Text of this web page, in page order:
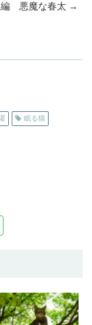
編 悪魔な春太 →
眠る猫